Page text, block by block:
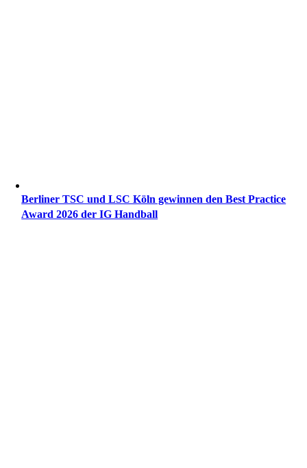
Ber­li­ner TSC und LSC Köln gewin­nen den Best Prac­ti­ce
Award 2026 der IG Handball